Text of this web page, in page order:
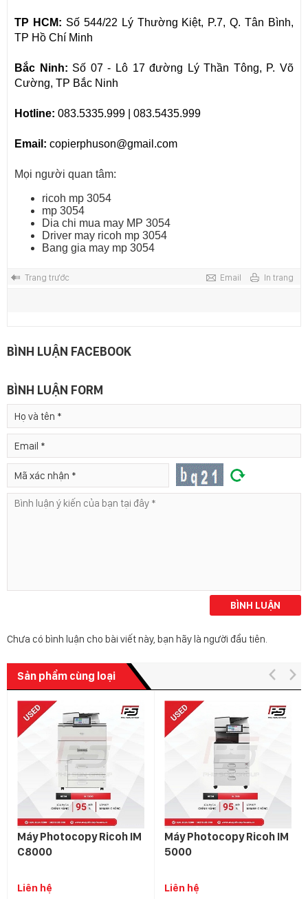
TP HCM: Số 544/22 Lý Thường Kiệt, P.7, Q. Tân Bình,
TP Hồ Chí Minh
Bắc Ninh: Số 07 - Lô 17 đường Lý Thần Tông, P. Võ
Cường, TP Bắc Ninh
Hotline: 083.5335.999 | 083.5435.999
Email: copierphuson@gmail.com
Mọi người quan tâm:
ricoh mp 3054
mp 3054
Dia chi mua may MP 3054
Driver may ricoh mp 3054
Bang gia may mp 3054
Trang trước Email In trang
BÌNH LUẬN FACEBOOK
BÌNH LUẬN FORM
BÌNH LUẬN
Chưa có bình luận cho bài viết này, bạn hãy là người đầu tiên.
Sản phẩm cùng loại
Máy Photocopy Ricoh IM
C8000
Liên hệ
Máy Photocopy Ricoh IM
5000
Liên hệ